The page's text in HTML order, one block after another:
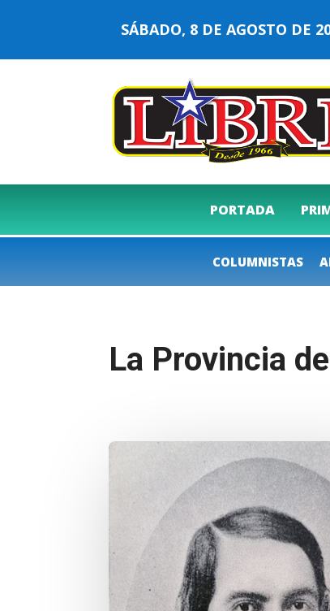
SÁBADO, 8 DE AGOSTO DE
PORTADA
COLUMNISTAS
La Provincia